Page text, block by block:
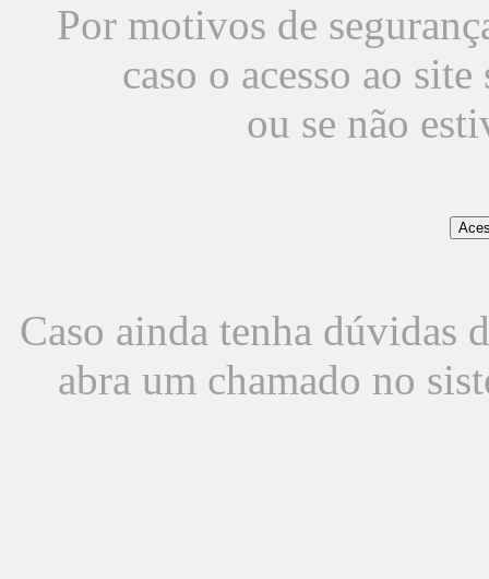
Por motivos de
caso o acesso ao
ou se não
Caso ainda tenha dúvidas
abra um chamado no